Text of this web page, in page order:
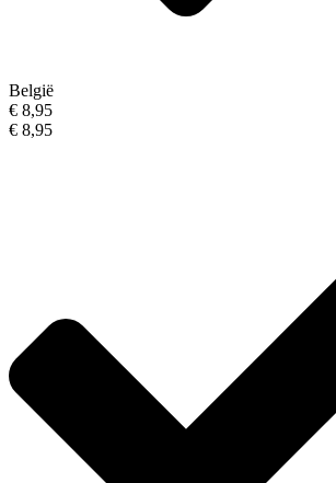
België
€ 8,95
€ 8,95